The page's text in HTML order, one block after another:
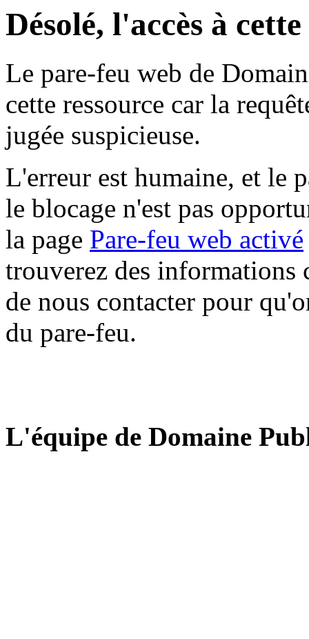
Désolé, l'accès à
Le pare-feu web de
cette ressource car la
jugée suspicieuse.
L'erreur est humaine, et le
le blocage n'est pas
la page Pare-feu web activé
trouverez des informations
de nous contacter pour
du pare-feu.
L'équipe de Domaine